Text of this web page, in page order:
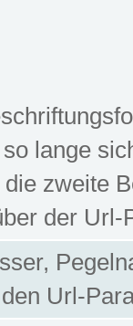
lange
zweite
der
Url-